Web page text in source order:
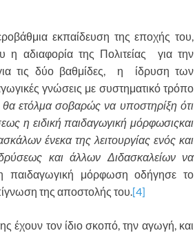
εκπαίδευση της εποχής του,
η αδιαφορία της Πολιτείας για την
τις δύο βαθμίδες, η ίδρυση των
γνώσεις με συστηματικό τρόπο
ετόλμα σοβαρώς να υποστηρίξη ότι
η ειδική παιδαγωγική μόρφωσιςκαι
ένεκα της λειτουργίας ενός και
και άλλων Διδασκαλείων να
παιδαγωγική μόρφωση οδήγησε το
της αποστολής του.[4]
έχουν τον ίδιο σκοπό, την αγωγή, και